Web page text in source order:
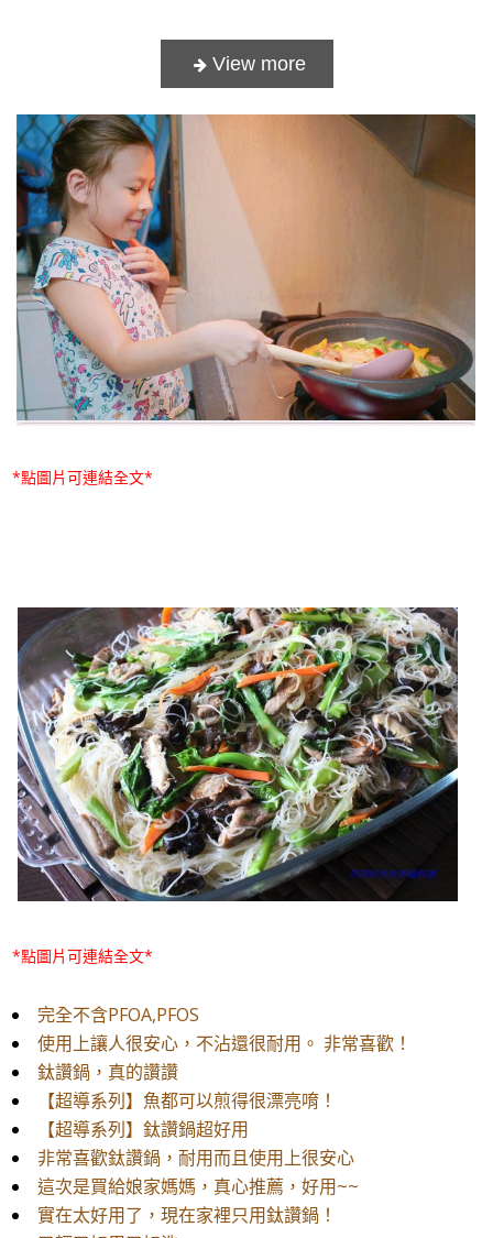
*點圖片可連結全文*
*點圖片可連結全文*
完全不含PFOA,PFOS
使用上讓人很安心，不沾還很耐用。 非常喜歡！
鈦讚鍋，真的讚讚
【超導系列】魚都可以煎得很漂亮唷！
【超導系列】鈦讚鍋超好用
非常喜歡鈦讚鍋，耐用而且使用上很安心
這次是買給娘家媽媽，真心推薦，好用~~
實在太好用了，現在家裡只用鈦讚鍋！